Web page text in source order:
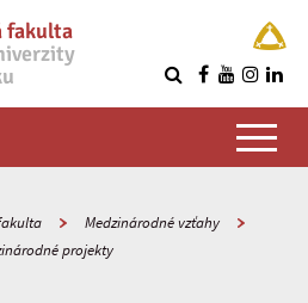
fakulta
Medzinárodné vzťahy
projekty